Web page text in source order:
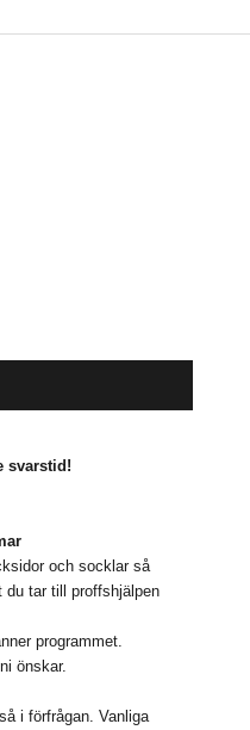
svarstid!
och socklar så
tar till proffshjälpen
programmet.
önskar.
i förfrågan. Vanliga